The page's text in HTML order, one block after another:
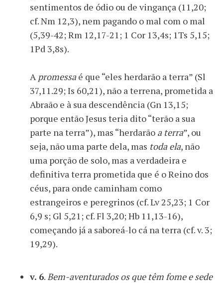
sentimentos de ódio ou de vingança (11,20;
cf. Nm 12,3), nem pagando o mal com o mal
(5,39-42; Rm 12,17-21; 1 Cor 13,4s; 1Ts 5,15;
1Pd 3,8s).
Apromessaé que “eles herdarão a terra” (Sl
37,11.29; Is 60,21), não a terrena, prometida a
Abraão e à sua descendência (Gn 13,15;
porque então Jesus teria dito “terão a sua
parte na terra”), mas “herdarão a terra”, ou
seja, não uma parte dela, mas toda ela, não
uma porção de solo, mas a verdadeira e
definitiva terra prometida que é o Reino dos
céus, para onde caminham como
estrangeiros e peregrinos (cf. Lv 25,23; 1 Cor
6,9 s; Gl 5,21; cf. Fl 3,20; Hb 11,13-16),
começando já a saboreá-lo cá na terra (cf. v. 3;
19,29).
v. 6.Bem-aventurados os que têm fome e sede